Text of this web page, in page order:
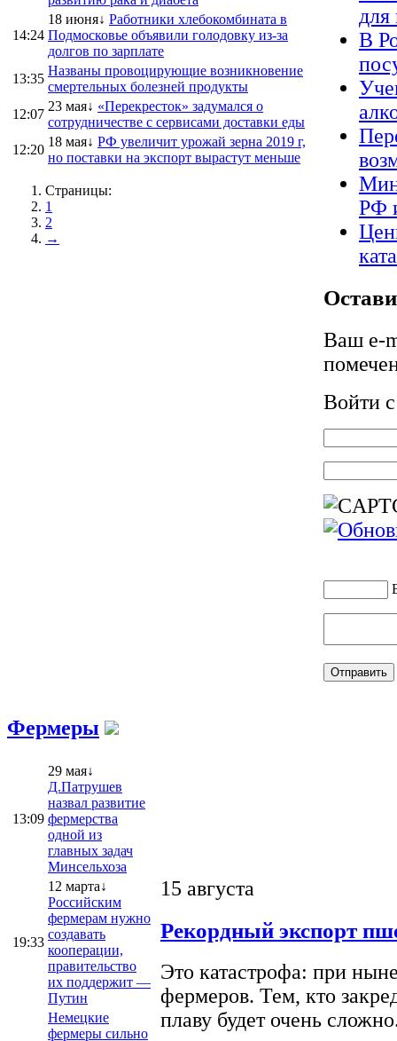
14:24
18 июня↓ Работники хлебокомбината в
Подмосковье объявили голодовку из-за
долгов по зарплате
13:35
Названы провоцирующие возникновение
смертельных болезней продукты
12:07
23 мая↓ «Перекресток» задумался о
сотрудничестве с сервисами доставки еды
12:20
18 мая↓ РФ увеличит урожай зерна 2019 г,
но поставки на экспорт вырастут меньше
Страницы:
1
2
→
для
В
РФ
Ваш e-
Войти
Фермеры
13:09
29 мая↓
Д.Патрушев
назвал развитие
фермерства
одной из
главных задач
Минсельхоза
19:33
12 марта↓
Российским
фермерам нужно
создавать
кооперации,
правительство
их поддержит —
Путин
Немецкие
фермеры сильно
15 августа
Рекордный экспорт
Это катастрофа: при
фермеров. Тем, кто
плаву будет очень